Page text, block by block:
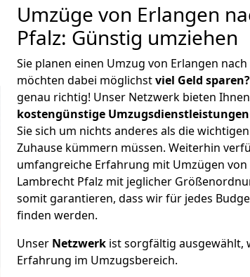
Umzüge von Erlangen
Pfalz: Günstig umziehen
Sie planen einen Umzug von Erlangen
möchten dabei möglichstviel Geld sparen?
genau richtig! Unser Netzwerk bieten Ihnen
kostengünstige Umzugsdienstleistungen
Sie sich um nichts anderes als die
Zuhause kümmern müssen. Weiterhin
umfangreiche Erfahrung mit Umzügen von
Lambrecht Pfalz mit jeglicher
somit garantieren, dass wir für jedes
finden werden.
Unser Netzwerk ist sorgfältig ausgewählt,
Erfahrung im Umzugsbereich.